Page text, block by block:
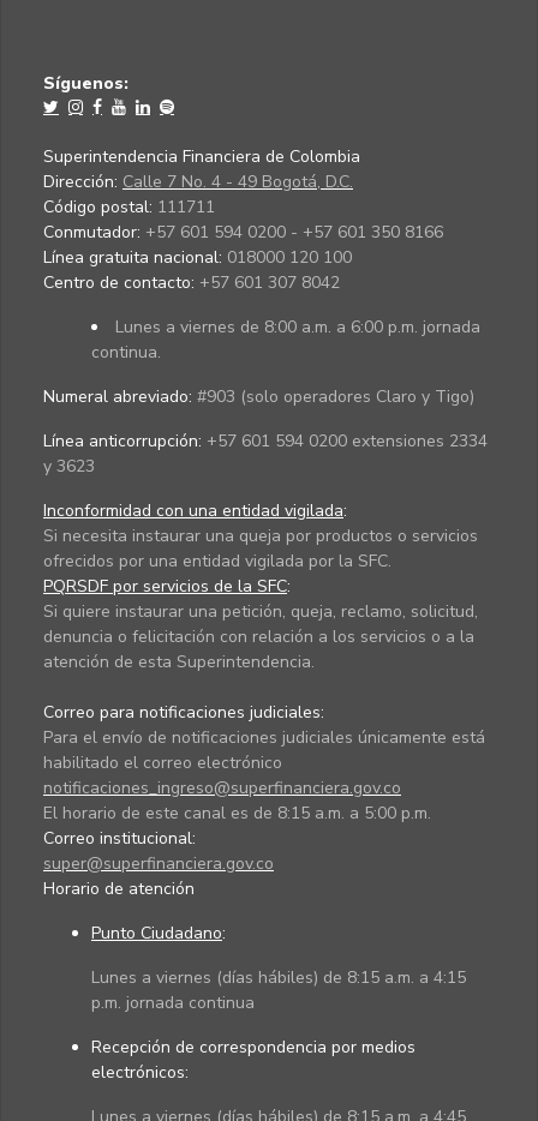
Síguenos:
Superintendencia Financiera de Colombia
Dirección: Calle 7 No. 4 - 49 Bogotá, D.C.
Código postal: 111711
Conmutador: +57 601 594 0200 - +57 601 350 8166
Línea gratuita nacional: 018000 120 100
Centro de contacto: +57 601 307 8042
Lunes a viernes de 8:00 a.m. a 6:00 p.m. jornada
continua.
Numeral abreviado: #903 (solo operadores Claro y Tigo)
Línea anticorrupción: +57 601 594 0200 extensiones 2334
y 3623
Inconformidad con una entidad vigilada:
Si necesita instaurar una queja por productos o servicios
ofrecidos por una entidad vigilada por la SFC.
PQRSDF por servicios de la SFC:
Si quiere instaurar una petición, queja, reclamo, solicitud,
denuncia o felicitación con relación a los servicios o a la
atención de esta Superintendencia.
Correo para notificaciones judiciales:
Para el envío de notificaciones judiciales únicamente está
habilitado el correo electrónico
notificaciones_ingreso@superfinanciera.gov.co
El horario de este canal es de 8:15 a.m. a 5:00 p.m.
Correo institucional:
super@superfinanciera.gov.co
Horario de atención
Punto Ciudadano:
Lunes a viernes (días hábiles) de 8:15 a.m. a 4:15
p.m. jornada continua
Recepción de correspondencia por medios
electrónicos: